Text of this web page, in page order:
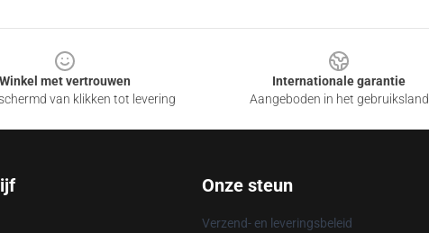
Winkel met vertrouwen
van klikken tot levering
Internationale garantie
Aangeboden in het gebruiksland
Onze steun
Verzend- en leveringsbeleid